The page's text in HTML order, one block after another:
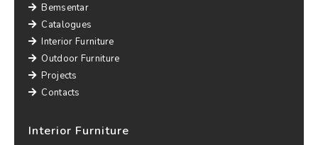
Bemsentar
Catalogues
Interior Furniture
Outdoor Furniture
Projects
Contacts
Interior Furniture